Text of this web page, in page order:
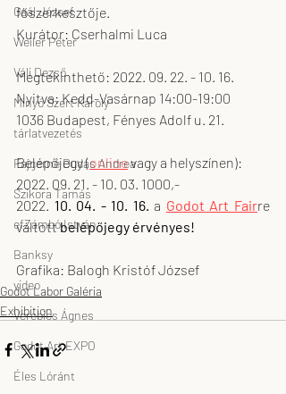
Gaál József
Weiler Péter
Váli Dezső
Minyó Szert Károly
tárlatvezetés
Fajgerné Dudás Andrea
Szikora Tamás
efZámbó István
Banksy
video
Verebics Ágnes
Godot Art EXPO
Éles Lóránt
főszerkesztője.
Kurátor: Cserhalmi Luca
Megtekinthető: 2022. 09. 22. - 10. 16.
Nyitva: Kedd-Vasárnap 14:00-19:00
1036 Budapest, Fényes Adolf u. 21.
Belépőjegy (online vagy a helyszínen):
2022. 09. 21. - 10. 03. 1000,-
2022. 10. 04. - 10. 16. a Godot Art Fairre
váltott belépőjegy érvényes!
Grafika: Balogh Kristóf József
Godot Labor Galéria
Exhibition